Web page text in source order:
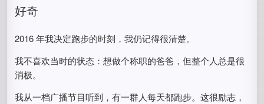
好奇
2016 年我决定跑步的时刻，我仍记得很清楚。
我不喜欢当时的状态：想做个称职的爸爸，但整个人总是很
消极。
我从一档广播节目听到，有一群人每天都跑步。这很励志，